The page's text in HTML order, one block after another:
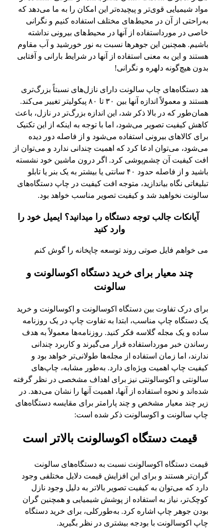
مواد شیمیایی قوی‌تر و پیچیده‌تر این امکان را به ما می‌دهد که
به‌راحتی از آن در محیط‌های مختلف استفاده کنیم و نگرانی
خاصی در مورداستفاده از آنها در محیط‌های بیرونی نداشته
باشیم. همچنین این جوهرها نسبت به نور خورشید و آب مقاوم
هستند و این به معنی استفاده از آنها در شرایط بارانی و آفتابی
بدون هیچ‌گونه دلهره و نگرانی!
هد دستگاه‌های چاپ سالونت دارای نازل‌های نسبتاً بزرگ‌تری
هستند و معمولاً اندازه آنها بین ۳۰ تا ۸۰ پیکولیتر تغییر می‌کند.
همان‌طور که در بالا ذکر شد، این اندازه بزرگ‌تر در نازل، باعث
کاهش کیفیت تصویر می‌شود، اما با توجه به اینکه از این تکنیک
برای کالاهای بیرونی استفاده می‌شود و از فاصله دور دیده
می‌شود، می‌توان ادعا کرد که اهمیت چندانی ندارد و می‌توان از
افت کیفیت آن چشم‌پوشی کرد. اگر درون ماشین خود نشسته
باشید و از فاصله حدود ۴۰ سانتی یا بیشتر به یک بنر یا تابلو
تبلیغاتی نگاه بیاندازید، متوجه افت کیفیت در چاپ دستگاه‌های
سالونت نخواهید شد و کیفیت تصویر مناسب خواهد بود.
آیانکات جالب توجه دستگاه را میدانید؟ ایمیل خود را
وارد کنید
می خواهم فایل صوتی روند توسعه چاپخانه را گوش کنم
چند معیار برای خرید دستگاه اکوسالونت و
سالونت
برای درک تفاوت بین دستگاه اکوسالونت و اکوسالونت و خرید
یک دستگاه چاپ مناسب، ابتدا به تفاوت چاپ در یک روزنامه
ساده و یک مجله گلاسه فکر کنید. روزنامه‌ها معمولاً به هدف
رساندن خبر مورداستفاده قرار می‌گیرند و کاربرد چندانی
ندارند، اما زمان استفاده از مجله‌ها طولانی‌تر خواهد بود و
کیفیت چاپ اهمیت ویژه‌ای دارد. به‌طور مشابه، چاپ‌های
سالونتی و اکوسالونتی نیز برای اهداف مشخصی در نظر گرفته
شده‌اند و نحوه استفاده از آنها، اهمیت آنها را نشان می‌دهد. در
زیر چند معیار مشخص و چند پارامتر برای مقایسه دستگاه‌های
چاپ سالونت و اکوسالونت ذکر شده است:
قیمت دستگاه اکوسالونت بالاتر است
قیمت دستگاه اکوسالونت نسبت به دستگاه‌های سالونت
گران‌تر هستند و برای این افزایش قیمت دلایل مختلفی وجود
دارد که می‌توان به کیفیت تصویر بالاتر به دلیل وجود نازل
کوچک‌تر، نیاز به استفاده از پوشش شیمیایی و همچنین گران
بودن جوهر چاپ اشاره کرد. به‌طورکلی، برای خرید دستگاه
چاپ اکوسالونت با بودجه بیشتری در نظر بگیرید.